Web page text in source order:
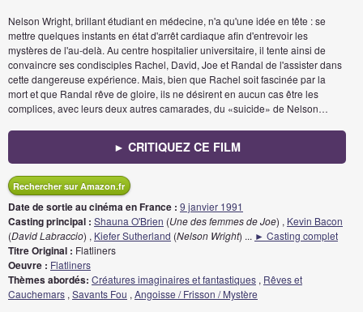
Nelson Wright, brillant étudiant en médecine, n'a qu'une idée en tête : se
mettre quelques instants en état d'arrêt cardiaque afin d'entrevoir les
mystères de l'au-delà. Au centre hospitalier universitaire, il tente ainsi de
convaincre ses condisciples Rachel, David, Joe et Randal de l'assister dans
cette dangereuse expérience. Mais, bien que Rachel soit fascinée par la
mort et que Randal rêve de gloire, ils ne désirent en aucun cas être les
complices, avec leurs deux autres camarades, du «suicide» de Nelson…
► CRITIQUEZ CE FILM
Rechercher sur Amazon.fr
Date de sortie au cinéma en France : 9 janvier 1991
Casting principal : Shauna O'Brien (Une des femmes de Joe) , Kevin Bacon
(David Labraccio) , Kiefer Sutherland (Nelson Wright) ... ► Casting complet
Titre Original : Flatliners
Oeuvre : Flatliners
Thèmes abordés: Créatures imaginaires et fantastiques , Rêves et
Cauchemars , Savants Fou , Angoisse / Frisson / Mystère